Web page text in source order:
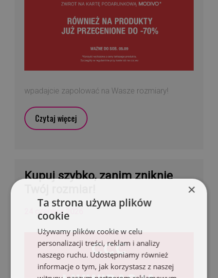
wpadajcie zapolować na Wasze rozmiary!
Czytaj więcej
Kupuj szybko, zanim zniknie
24 czerwca 2026
×
Ta strona używa plików
cookie
Używamy plików cookie w celu
personalizacji treści, reklam i analizy
naszego ruchu. Udostępniamy również
informacje o tym, jak korzystasz z naszej